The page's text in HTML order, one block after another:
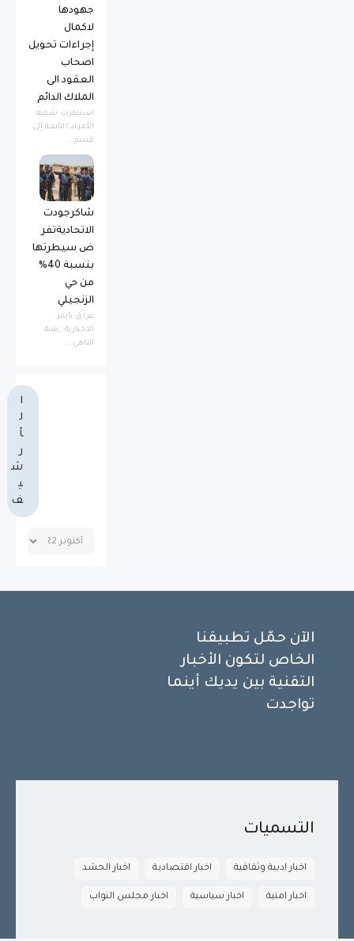
جهودها
لاكمال
إجراءات تحويل
اصحاب
العقود الى
الملاك الدائم
استنفرت شعبة
الأفراد التابعة إلى
قسم...
شاكرجودت
الاتحاديةتفر
ض سيطرتها
بنسبة 40%
من حي
الزنجيلي
عراق تايمز
الاخبارية _بثينة
الناهي ...
ا
ل
أ
ر
ش
ي
ف
الآن حمّل تطبيقنا
الخاص لتكون الأخبار
التقنية بين يديك أينما
تواجدت
التسميات
اخبار ادبية وثقافية اخبار اقتصادية اخبار الحشد
اخبار امنية اخبار سياسية اخبار مجلس النواب